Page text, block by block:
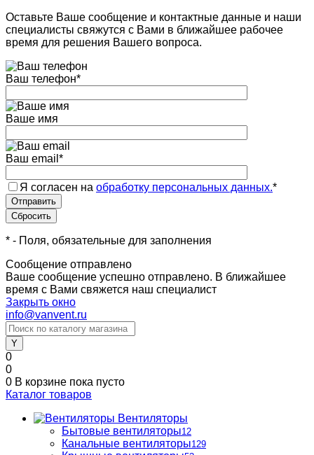
Оставьте Ваше сообщение и контактные данные и наши
специалисты свяжутся с Вами в ближайшее рабочее
время для решения Вашего вопроса.
Ваш телефон*
Ваше имя
Ваш email *
Я согласен на обработку персональных данных.*
* - Поля, обязательные для заполнения
Сообщение отправлено
Ваше сообщение успешно отправлено. В ближайшее
время с Вами свяжется наш специалист
Закрыть окно
info@vanvent.ru
0
0
0 В корзине пока пусто
Каталог товаров
Вентиляторы
Бытовые вентиляторы12
Канальные вентиляторы129